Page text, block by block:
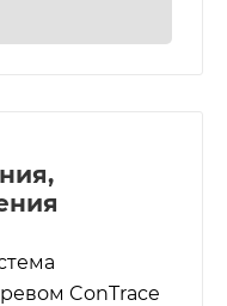
ConTrace